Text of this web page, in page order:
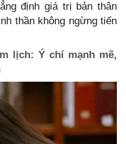
định giá trị bản thân
thần không ngừng tiến
lịch: Ý chí mạnh mẽ,